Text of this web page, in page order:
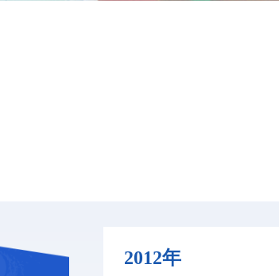
2012年